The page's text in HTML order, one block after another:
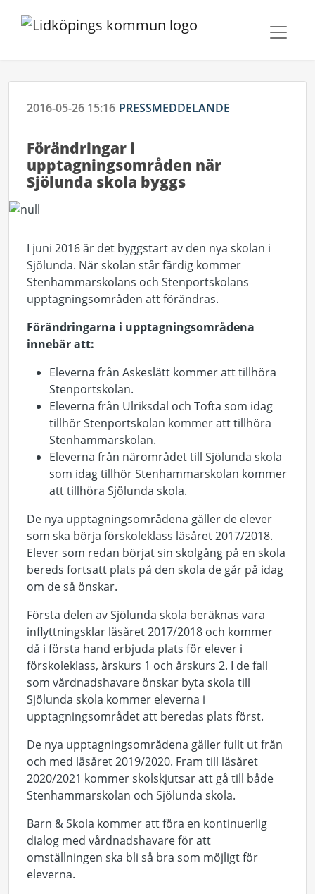
2016-05-26 15:16 PRESSMEDDELANDE
Förändringar i
upptagningsområden när
Sjölunda skola byggs
I juni 2016 är det byggstart av den nya skolan i
Sjölunda. När skolan står färdig kommer
Stenhammarskolans och Stenportskolans
upptagningsområden att förändras.
Förändringarna i upptagningsområdena
innebär att:
Eleverna från Askeslätt kommer att tillhöra
Stenportskolan.
Eleverna från Ulriksdal och Tofta som idag
tillhör Stenportskolan kommer att tillhöra
Stenhammarskolan.
Eleverna från närområdet till Sjölunda skola
som idag tillhör Stenhammarskolan kommer
att tillhöra Sjölunda skola.
De nya upptagningsområdena gäller de elever
som ska börja förskoleklass läsåret 2017/2018.
Elever som redan börjat sin skolgång på en skola
bereds fortsatt plats på den skola de går på idag
om de så önskar.
Första delen av Sjölunda skola beräknas vara
inflyttningsklar läsåret 2017/2018 och kommer
då i första hand erbjuda plats för elever i
förskoleklass, årskurs 1 och årskurs 2. I de fall
som vårdnadshavare önskar byta skola till
Sjölunda skola kommer eleverna i
upptagningsområdet att beredas plats först.
De nya upptagningsområdena gäller fullt ut från
och med läsåret 2019/2020. Fram till läsåret
2020/2021 kommer skolskjutsar att gå till både
Stenhammarskolan och Sjölunda skola.
Barn & Skola kommer att föra en kontinuerlig
dialog med vårdnadshavare för att
omställningen ska bli så bra som möjligt för
eleverna.